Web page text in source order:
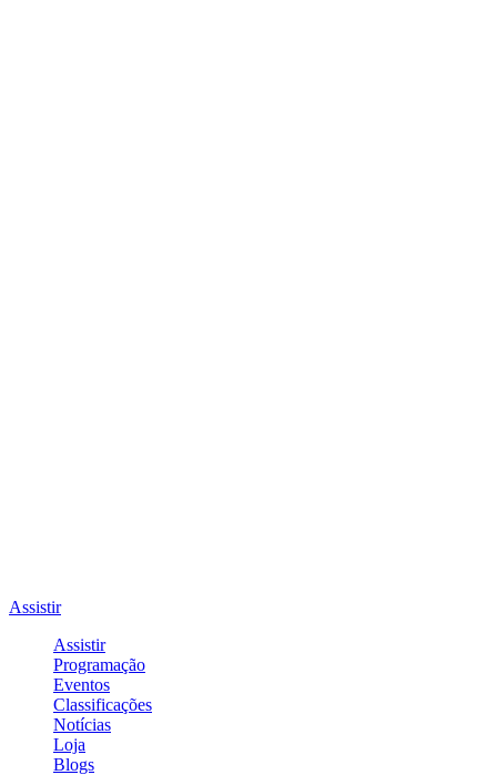
Assistir
Assistir
Programação
Eventos
Classificações
Notícias
Loja
Blogs